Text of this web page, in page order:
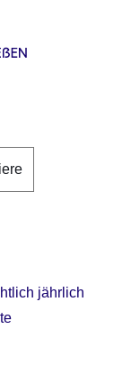
zum Kopf der
Inhalt
zum Fuß der
jährlich